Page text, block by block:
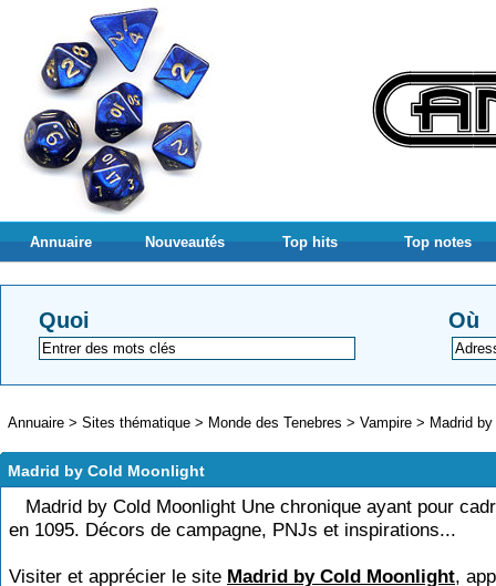
Annuaire Nouveautés Top hits Top notes
Quoi Où
Annuaire > Sites thématique > Monde des Tenebres > Vampire > Madrid
Madrid by Cold Moonlight
Madrid by Cold Moonlight Une chronique ayant pour
en 1095. Décors de campagne, PNJs et inspirations...
Visiter et apprécier le site Madrid by Cold Moonlight,